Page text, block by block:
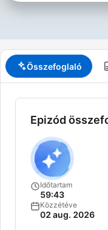
Összefoglaló
Epizód
Időtartam
59:43
Közzétéve
02 aug. 2026